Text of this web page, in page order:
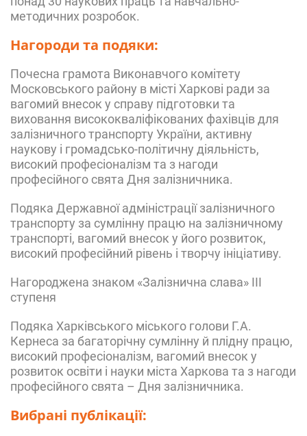
методичних розробок.
Нагороди та подяки:
Почесна грамота Виконавчого комітету
Московського району в місті Харкові ради за
вагомий внесок у справу підготовки та
виховання висококваліфікованих фахівців для
залізничного транспорту України, активну
наукову і громадсько-політичну діяльність,
високий професіоналізм та з нагоди
професійного свята Дня залізничника.
Подяка Державної адміністрації залізничного
транспорту за сумлінну працю на залізничному
транспорті, вагомий внесок у його розвиток,
високий професійний рівень і творчу ініціативу.
Нагороджена знаком «Залізнична слава» ІІІ
ступеня
Подяка Харківського міського голови Г.А.
Кернеса за багаторічну сумлінну й плідну працю,
високий професіоналізм, вагомий внесок у
розвиток освіти і науки міста Харкова та з нагоди
професійного свята – Дня залізничника.
Вибрані публікації: